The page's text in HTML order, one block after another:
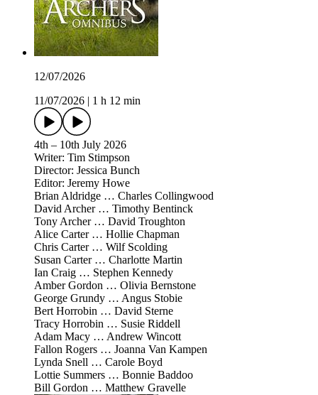
12/07/2026
11/07/2026
1 h 12 min
4th – 10th July 2026
Writer: Tim Stimpson
Director: Jessica Bunch
Editor: Jeremy Howe
Brian Aldridge … Charles Collingwood
David Archer … Timothy Bentinck
Tony Archer … David Troughton
Alice Carter … Hollie Chapman
Chris Carter … Wilf Scolding
Susan Carter … Charlotte Martin
Ian Craig … Stephen Kennedy
Amber Gordon … Olivia Bernstone
George Grundy … Angus Stobie
Bert Horrobin … David Sterne
Tracy Horrobin … Susie Riddell
Adam Macy … Andrew Wincott
Fallon Rogers … Joanna Van Kampen
Lynda Snell … Carole Boyd
Lottie Summers … Bonnie Baddoo
Bill Gordon … Matthew Gravelle